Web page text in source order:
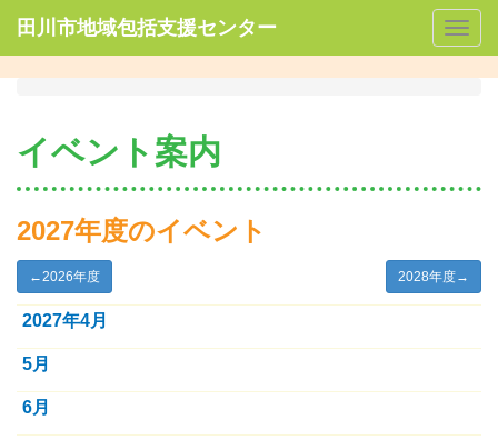
田川市地域包括支援センター
イベント案内
2027年度のイベント
←2026年度 2028年度→
2027年4月
5月
6月